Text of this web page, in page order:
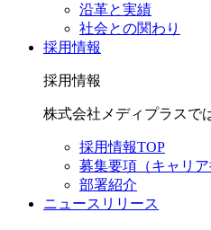
沿革と実績
社会との関わり
採用情報
採用情報
株式会社メディプラスで
採用情報TOP
募集要項（キャリア
部署紹介
ニュースリリース